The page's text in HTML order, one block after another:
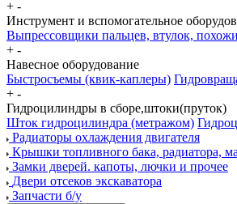
+ -
Инструмент и вспомогательное
Выпрессовщики пальцев, втулок,
+ -
Навесное оборудование
Быстросъемы (квик-каплеры)
+ -
Гидроцилиндры в сборе,штоки(пруток)
Шток гидроцилиндра (метражом)
Радиаторы охлаждения двигателя
Крышки топливного бака, радиатора,
Замки дверей. капоты, лючки и прочее
Двери отсеков экскаватора
Запчасти б/у